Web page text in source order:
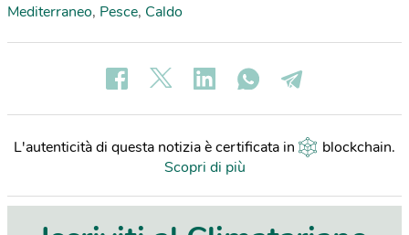
Mediterraneo, Pesce, Caldo
L'autenticità di questa notizia è certificata in blockchain.
Scopri di più